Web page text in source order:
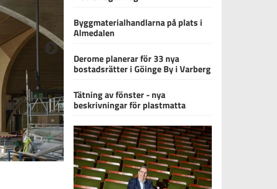
Magnus Wedholm, projektchef på Peab.
Byggmaterialhandlarna på plats i
Almedalen
Derome planerar för 33 nya
bostadsrätter i Göinge By i Varberg
Tätning av fönster - nya
beskrivningar för plastmatta